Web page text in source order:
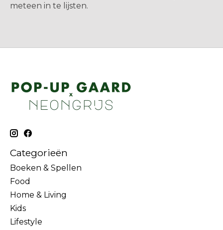
meteen in te lijsten.
Categorieën
Boeken & Spellen
Food
Home & Living
Kids
Lifestyle